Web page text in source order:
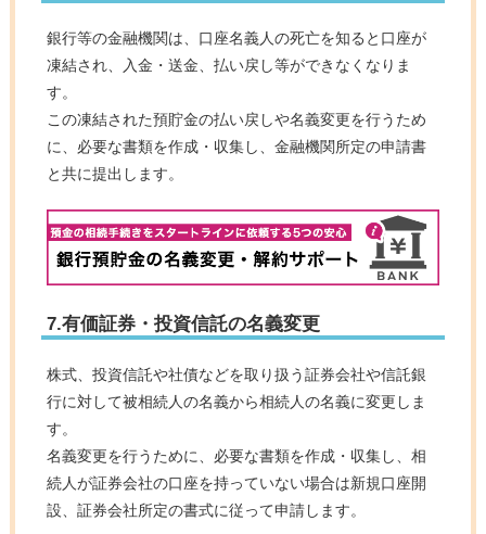
銀行等の金融機関は、口座名義人の死亡を知ると口座が
凍結され、入金・送金、払い戻し等ができなくなりま
す。
この凍結された預貯金の払い戻しや名義変更を行うため
に、必要な書類を作成・収集し、金融機関所定の申請書
と共に提出します。
7.有価証券・投資信託の名義変更
株式、投資信託や社債などを取り扱う証券会社や信託銀
行に対して被相続人の名義から相続人の名義に変更しま
す。
名義変更を行うために、必要な書類を作成・収集し、相
続人が証券会社の口座を持っていない場合は新規口座開
設、証券会社所定の書式に従って申請します。